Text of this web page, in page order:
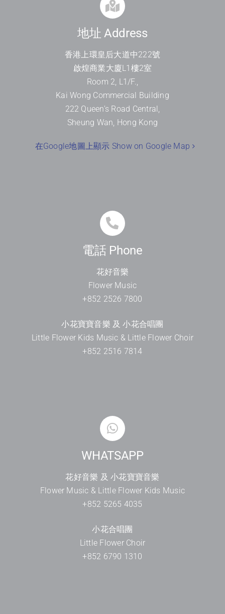
地址 Address
香港上環皇后大道中222號
啟煌商業大廈L1 樓2室
Room 2, L1/F.,
Kai Wong Commercial Building
222 Queen’s Road Central,
Sheung Wan, Hong Kong
在Google地圖上顯示 Show on Google Map
電話 Phone
花好音樂
Flower Music
+852 2526 7800
小花寶寶音樂 及 小花合唱團
Little Flower Kids Music & Little Flower Choir
+852 2516 7814
WHATSAPP
花好音樂 及 小花寶寶音樂
Flower Music & Little Flower Kids Music
+852 5265 4035
小花合唱團
Little Flower Choir
+852 6790 1310